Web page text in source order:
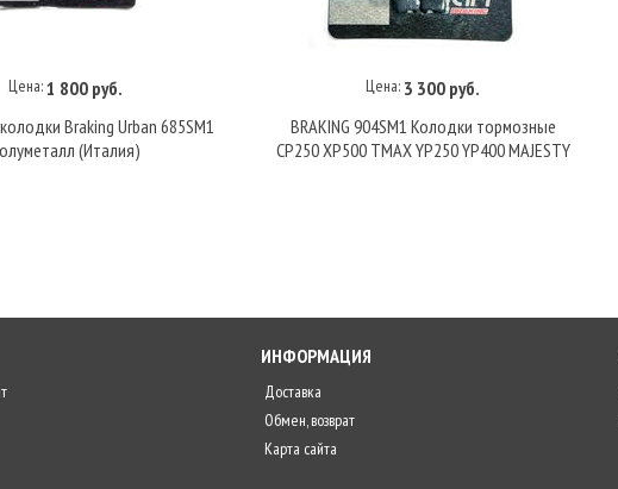
В корзину
Цена:1 800 руб.
Braking Urban 685SM1
(Италия)
В корзину
Цена: 3 300 руб.
BRAKING 904SM1 Колодки тормозные
CP250 XP500 TMAX YP250 YP400 MAJESTY
ИНФОРМАЦИЯ
Доставка
Обмен, возврат
Карта сайта